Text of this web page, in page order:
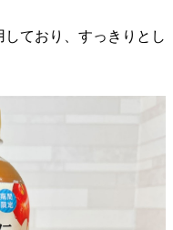
ており、すっきりとし